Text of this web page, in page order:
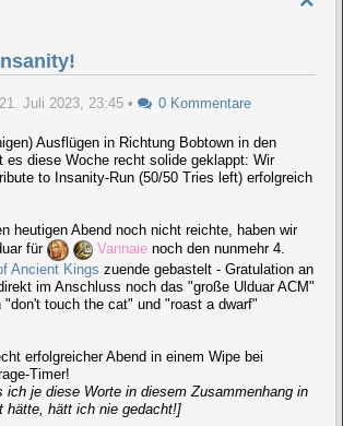
21. Juli 2023, 23:45 • 0 Kommentare
Ausflügen in Richtung Bobtown in den
es diese Woche recht solide geklappt: Wir
to Insanity-Run (50/50 Tries left) erfolgreich
heutigen Abend noch nicht reichte, haben wir
für
Vannaie noch den nunmehr 4.
Ancient Kings zuende gebastelt - Gratulation an
im Anschluss noch das "große Ulduar ACM"
touch the cat" und "roast a dwarf"
erfolgreicher Abend in einem Wipe bei
Timer!
ich je diese Worte in diesem Zusammenhang in
hätte, hätt ich nie gedacht!]